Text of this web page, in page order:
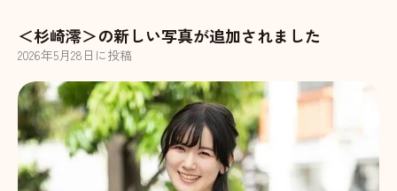
＜杉崎澪＞の新しい写真が追加されました
2026年5月28 日に投稿